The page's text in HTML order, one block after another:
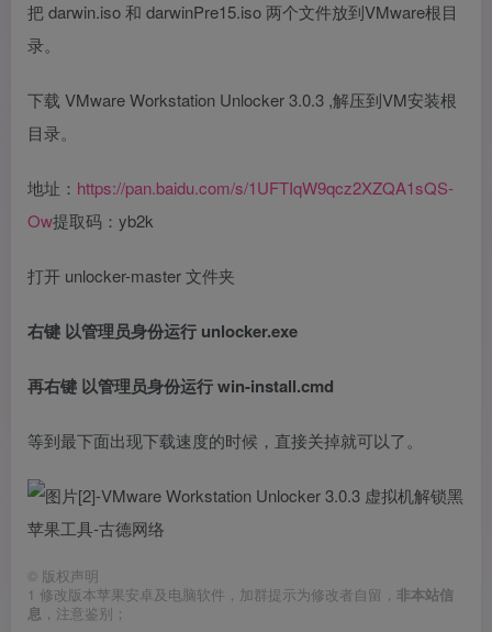
把 darwin.iso 和 darwinPre15.iso 两个文件放到VMware根目
录。
下载 VMware Workstation Unlocker 3.0.3 ,解压到VM安装根
目录。
地址： https://pan.baidu.com/s/1UFTIqW9qcz2XZQA1sQS-
Ow提取码：yb2k
打开 unlocker-master 文件夹
右键 以管理员身份运行 unlocker.exe
再右键 以管理员身份运行 win-install.cmd
等到最下面出现下载速度的时候，直接关掉就可以了。
© 版权声明
1 修改版本苹果安卓及电脑软件，加群提示为修改者自留， 非本站信
息 ，注意鉴别；